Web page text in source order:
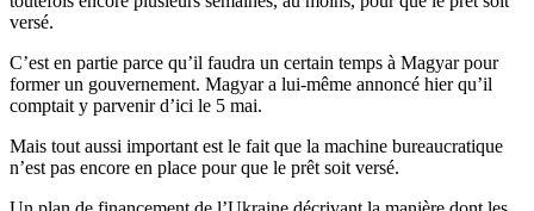
versé.
C’est en partie parce qu’il faudra un certain temps à Magyar pour
former un gouvernement. Magyar a lui-même annoncé hier qu’il
comptait y parvenir d’ici le 5 mai.
Mais tout aussi important est le fait que la machine bureaucratique
n’est pas encore en place pour que le prêt soit versé.